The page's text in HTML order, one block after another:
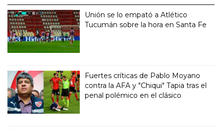
Unión se lo empató a Atlético
Tucumán sobre la hora en Santa Fe
Fuertes críticas de Pablo Moyano
contra la AFA y "Chiqui" Tapia tras el
penal polémico en el clásico